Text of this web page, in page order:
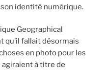
identité numérique.
Geographical
qu’il fallait désormais
en photo pour les
à titre de